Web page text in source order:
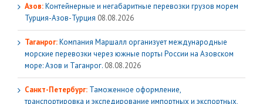
Азов:Контейнерные и негабаритные перевозки грузов морем
Турция-Азов-Турция 08.08.2026
Таганрог:Компания Маршалл организует международные
морские перевозки через южные порты России на Азовском
море: Азов и Таганрог. 08.08.2026
Санкт-Петербург: Таможенное оформление,
транспортировка и экспедирование импортных и экспортных,